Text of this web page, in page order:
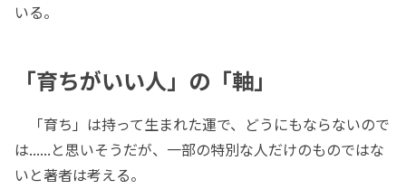
いる。
「育ちがいい人」の「軸」
「育ち」は持って生まれた運で、どうにもならないので
は......と思いそうだが、一部の特別な人だけのものではな
いと著者は考える。